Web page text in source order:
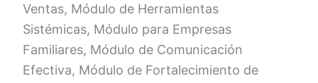
Ventas, Módulo de Herramientas
Sistémicas, Módulo para Empresas
Familiares, Módulo de Comunicación
Efectiva, Módulo de Fortalecimiento de